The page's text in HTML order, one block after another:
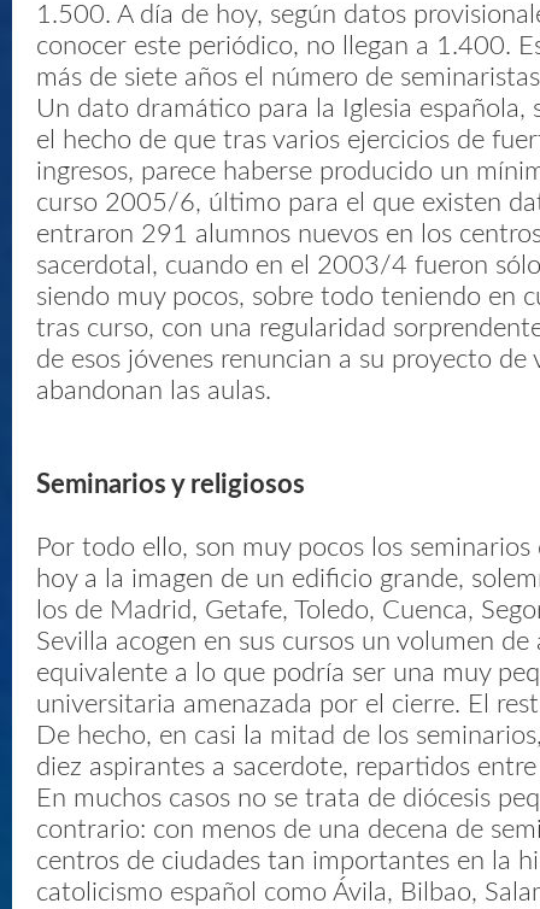
1.500. A día de hoy, según datos
conocer este periódico, no llegan a 1.400.
más de siete años el número de
Un dato dramático para la Iglesia española,
el hecho de que tras varios ejercicios de
ingresos, parece haberse producido un
curso 2005/6, último para el que existen
entraron 291 alumnos nuevos en los
sacerdotal, cuando en el 2003/4 fueron
siendo muy pocos, sobre todo teniendo en
tras curso, con una regularidad
de esos jóvenes renuncian a su proyecto de
abandonan las aulas.
Seminarios y religiosos
Por todo ello, son muy pocos los
hoy a la imagen de un edificio grande,
los de Madrid, Getafe, Toledo, Cuenca,
Sevilla acogen en sus cursos un volumen de
equivalente a lo que podría ser una muy
universitaria amenazada por el cierre. El
De hecho, en casi la mitad de los
diez aspirantes a sacerdote, repartidos
En muchos casos no se trata de diócesis
contrario: con menos de una decena de
centros de ciudades tan importantes en la
catolicismo español como Ávila, Bilbao,